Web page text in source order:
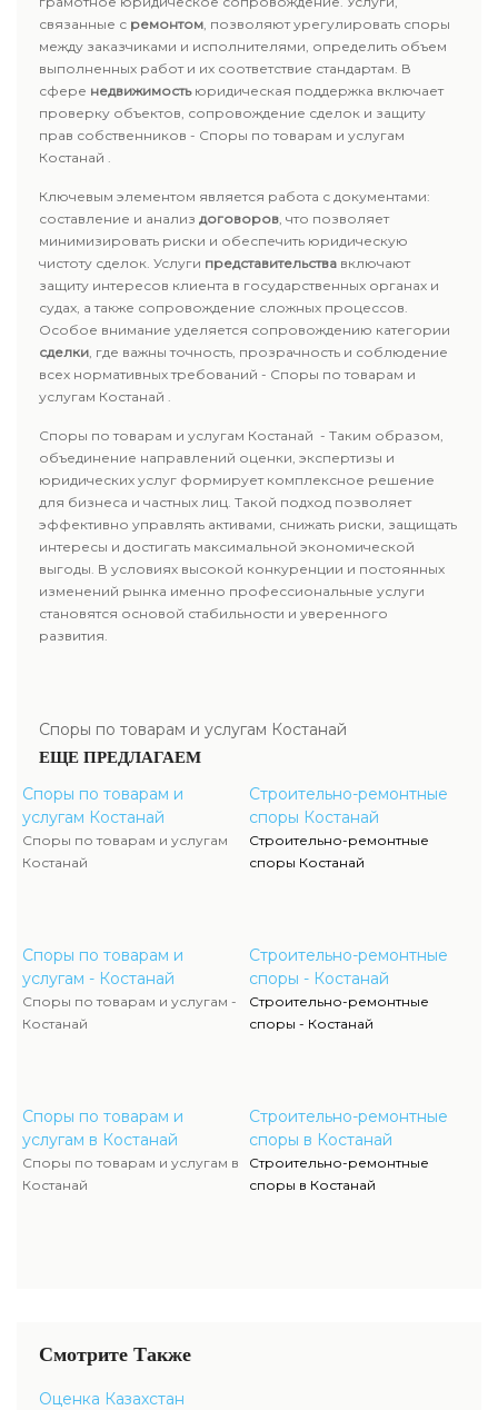
связанные с ремонтом, позволяют урегулировать споры
между заказчиками и исполнителями, определить объем
выполненных работ и их соответствие стандартам. В
сфере недвижимостьюридическая поддержка включает
проверку объектов, сопровождение сделок и защиту
прав собственников - Споры по товарам и услугам
Костанай .
Ключевым элементом является работа с документами:
составление и анализ договоров, что позволяет
минимизировать риски и обеспечить юридическую
чистоту сделок. Услуги представительства включают
защиту интересов клиента в государственных органах и
судах, а также сопровождение сложных процессов.
Особое внимание уделяется сопровождению категории
сделки, где важны точность, прозрачность и соблюдение
всех нормативных требований - Споры по товарам и
услугам Костанай .
Споры по товарам и услугам Костанай - Таким образом,
объединение направлений оценки, экспертизы и
юридических услуг формирует комплексное решение
для бизнеса и частных лиц. Такой подход позволяет
эффективно управлять активами, снижать риски, защищать
интересы и достигать максимальной экономической
выгоды. В условиях высокой конкуренции и постоянных
изменений рынка именно профессиональные услуги
становятся основой стабильности и уверенного
развития.
Споры по товарам и услугам Костанай
ЕЩЕ ПРЕДЛАГАЕМ
Споры по товарам и
услугам Костанай
Споры по товарам и услугам
Костанай
Споры по товарам и
услугам - Костанай
Споры по товарам и услугам -
Костанай
Споры по товарам и
услугам в Костанай
Споры по товарам и услугам в
Костанай
Строительно-ремонтные
споры Костанай
Строительно-ремонтные
споры Костанай
Строительно-ремонтные
споры - Костанай
Строительно-ремонтные
споры - Костанай
Строительно-ремонтные
споры в Костанай
Строительно-ремонтные
споры в Костанай
Смотрите Также
Оценка Казахстан